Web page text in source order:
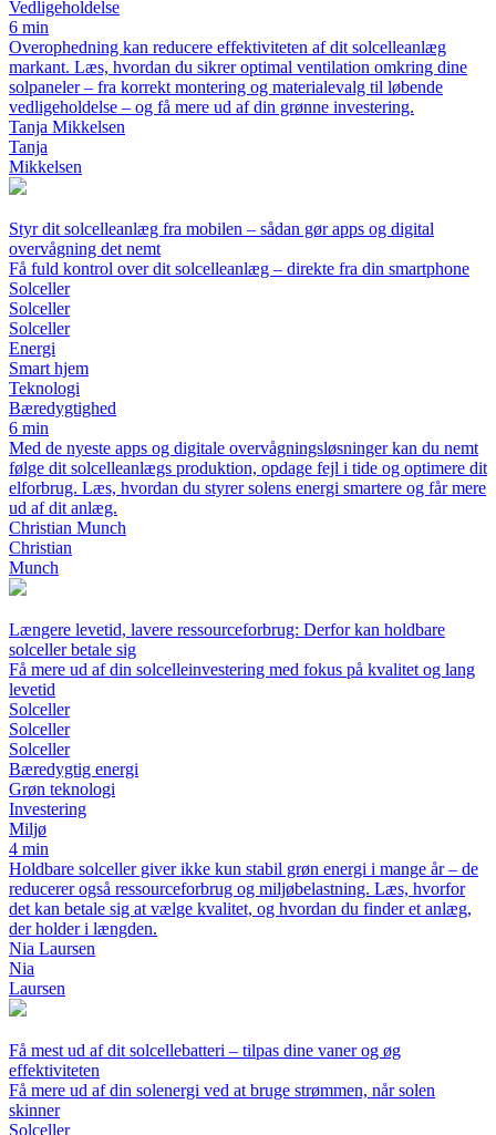
Vedligeholdelse
6 min
Overophedning kan reducere effektiviteten af dit solcelleanlæg
markant. Læs, hvordan du sikrer optimal ventilation omkring dine
solpaneler – fra korrekt montering og materialevalg til løbende
vedligeholdelse – og få mere ud af din grønne investering.
Tanja Mikkelsen
Tanja
Mikkelsen
Styr dit solcelleanlæg fra mobilen – sådan gør apps og digital
overvågning det nemt
Få fuld kontrol over dit solcelleanlæg – direkte fra din smartphone
Solceller
Solceller
Solceller
Energi
Smart hjem
Teknologi
Bæredygtighed
6 min
Med de nyeste apps og digitale overvågningsløsninger kan du nemt
følge dit solcelleanlægs produktion, opdage fejl i tide og optimere dit
elforbrug. Læs, hvordan du styrer solens energi smartere og får mere
ud af dit anlæg.
Christian Munch
Christian
Munch
Længere levetid, lavere ressourceforbrug: Derfor kan holdbare
solceller betale sig
Få mere ud af din solcelleinvestering med fokus på kvalitet og lang
levetid
Solceller
Solceller
Solceller
Bæredygtig energi
Grøn teknologi
Investering
Miljø
4 min
Holdbare solceller giver ikke kun stabil grøn energi i mange år – de
reducerer også ressourceforbrug og miljøbelastning. Læs, hvorfor
det kan betale sig at vælge kvalitet, og hvordan du finder et anlæg,
der holder i længden.
Nia Laursen
Nia
Laursen
Få mest ud af dit solcellebatteri – tilpas dine vaner og øg
effektiviteten
Få mere ud af din solenergi ved at bruge strømmen, når solen
skinner
Solceller